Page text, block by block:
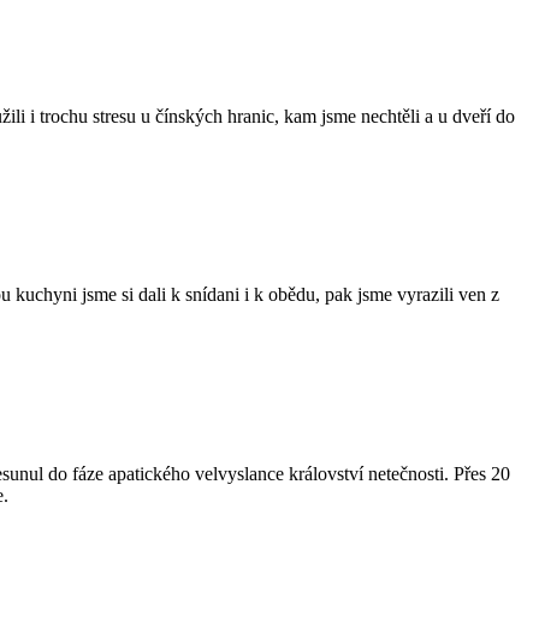
i trochu stresu u čínských hranic, kam jsme nechtěli a u dveří do
kuchyni jsme si dali k snídani i k obědu, pak jsme vyrazili ven z
do fáze apatického velvyslance království netečnosti. Přes 20